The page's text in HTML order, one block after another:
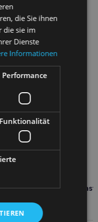
DR SEIDEL uro-
6,40
die Sie ihnen
die sie im
Dienste
Informationen
Performance
Funktionalität